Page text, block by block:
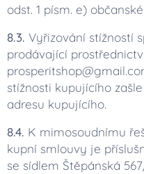
odst. 1 písm. e)
8.3. Vyřizování stížností
prodávající
stížnosti kupujícího
adresu kupujícího.
8.4. K mimosoudnímu
kupní smlouvy je
se sídlem Štěpánská